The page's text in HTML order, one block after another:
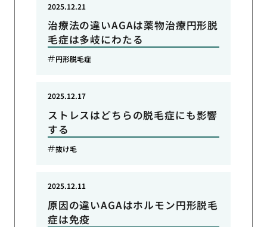
治療法の違いAGAは薬物治療円形脱
毛症は多岐にわたる
2025.12.21
円形脱毛症
ストレスはどちらの脱毛症にも影響
する
2025.12.17
抜け毛
原因の違いAGAはホルモン円形脱毛
症は免疫
2025.12.11